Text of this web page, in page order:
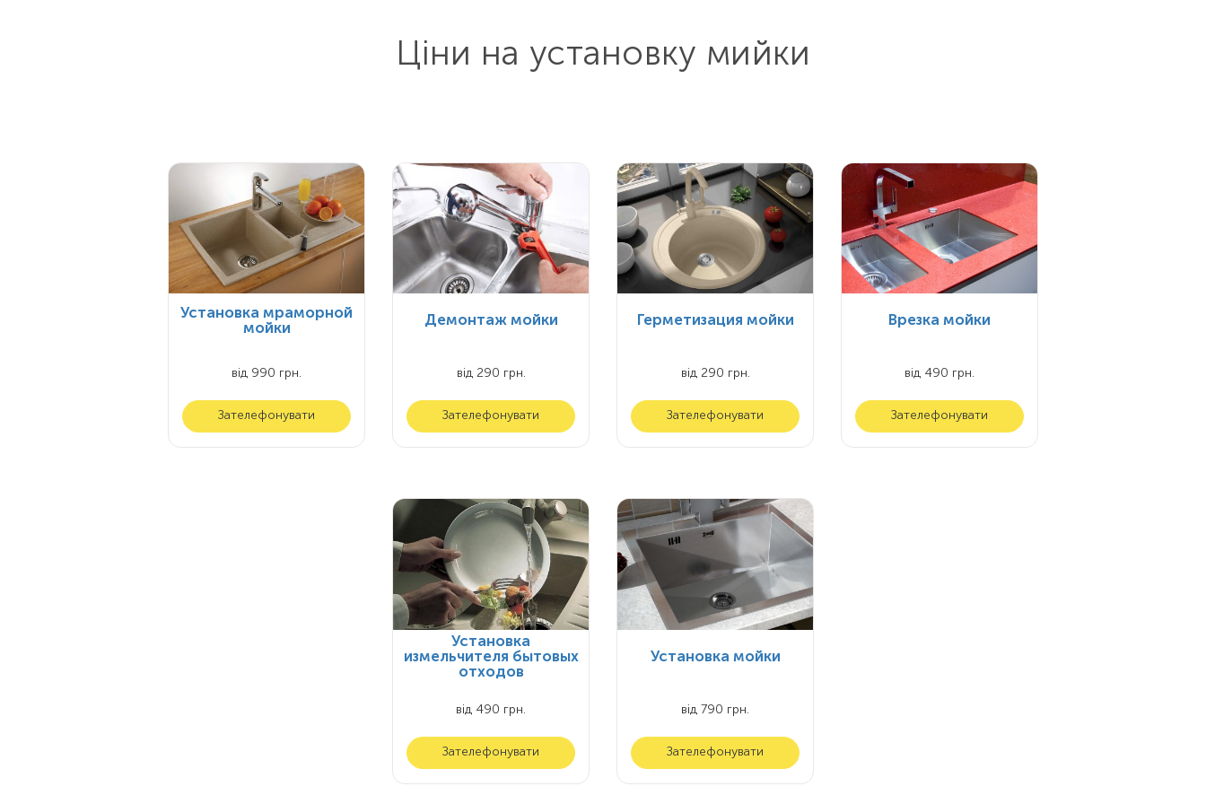
Ціни на установку мийки
Установка мраморной
мойки
від 990 грн.
Зателефонувати
Демонтаж мойки
від 290 грн.
Зателефонувати
Герметизация мойки
від 290 грн.
Зателефонувати
Врезка мойки
від 490 грн.
Зателефонувати
Установка
измельчителя бытовых
отходов
від 490 грн.
Зателефонувати
Установка мойки
від 790 грн.
Зателефонувати